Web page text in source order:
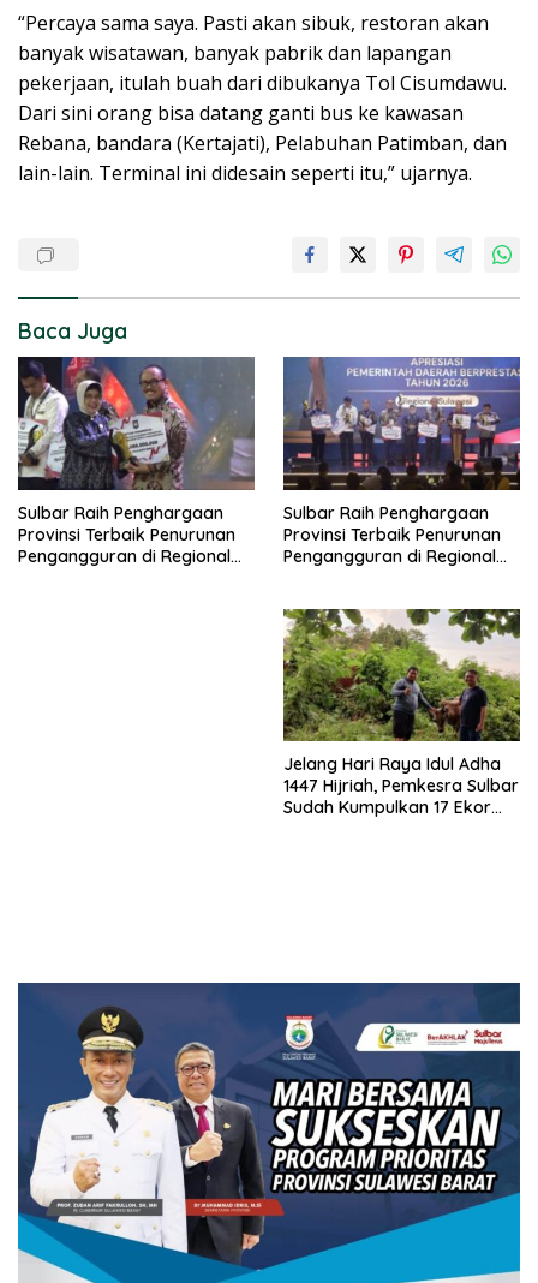
“Percaya sama saya. Pasti akan sibuk, restoran akan
banyak wisatawan, banyak pabrik dan lapangan
pekerjaan, itulah buah dari dibukanya Tol Cisumdawu.
Dari sini orang bisa datang ganti bus ke kawasan
Rebana, bandara (Kertajati), Pelabuhan Patimban, dan
lain-lain. Terminal ini didesain seperti itu,” ujarnya.
Baca Juga
Sulbar Raih Penghargaan
Provinsi Terbaik Penurunan
Pengangguran di Regional
Sulbar Raih Penghargaan
Provinsi Terbaik Penurunan
Pengangguran di Regional
Jelang Hari Raya Idul Adha
1447 Hijriah, Pemkesra Sulbar
Sudah Kumpulkan 17 Ekor